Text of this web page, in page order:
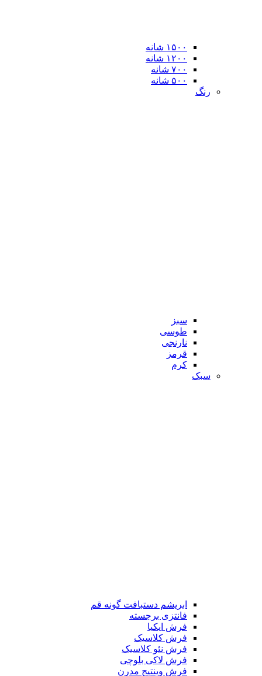
۱۵۰۰ شانه
۱۲۰۰ شانه
۷۰۰ شانه
۵۰۰ شانه
رنگ
سبز
طوسی
نارنجی
قرمز
کرم
سبک
ابریشم دستبافت گونه قم
فانتزی برجسته
فرش ایکیا
فرش کلاسیک
فرش نئو کلاسیک
فرش لاکی بلوچی
فرش وینتیج مدرن